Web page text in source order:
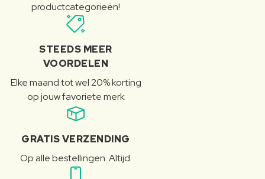
productcategorieën!
STEEDS MEER
VOORDELEN
Elke maand tot wel 20% korting
op jouw favoriete merk
GRATIS VERZENDING
Op alle bestellingen. Altijd.